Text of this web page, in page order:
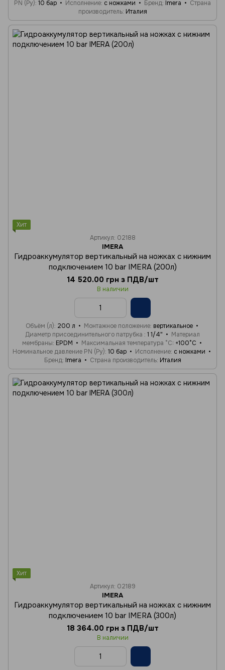
PN (Ру) 10 бар Исполнение с ножками Бренд Imera
Страна
производитель Италия
Хит
Артикул: 02188
IMERA
Гидроаккумулятор вертикальный на ножках с нижним
подключением 10 bar IMERA (200л)
14 520.00 грн з ПДВ/шт
В наличии
Объём (л) 200 л Монтажное положение вертикальное
Диаметр присоединительного патрубка
1 1/4"
Материал
мембраны EPDM Максимальная температура °C +100°C
Номинальное давление PN (Ру) 10 бар Исполнение с ножками
Бренд Imera Страна производитель Италия
Хит
Артикул: 02189
IMERA
Гидроаккумулятор вертикальный на ножках с нижним
подключением 10 bar IMERA (300л)
18 364.00 грн з ПДВ/шт
В наличии